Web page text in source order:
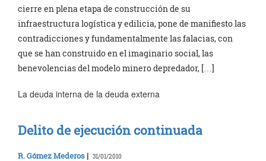
cierre en plena etapa de construcción de su
infraestructura logística y edilicia, pone de manifiesto las
contradicciones y fundamentalmente las falacias, con
que se han construido en el imaginario social, las
benevolencias del modelo minero depredador, […]
La deuda interna de la deuda externa
Delito de ejecución continuada
R. Gómez Mederos | 31/01/2010